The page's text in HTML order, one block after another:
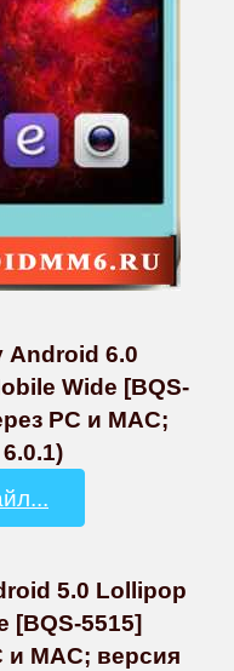
Android 6.0
Wide [BQS-
PC и MAC;
5.0 Lollipop
[BQS-5515]
и MAC; версия